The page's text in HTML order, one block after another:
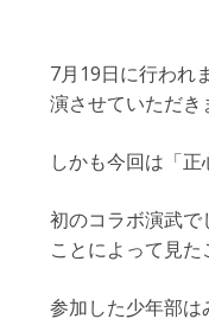
7月19日に行われ
演させていただき
しかも今回は「
初のコラボ演武
ことによって見
参加した少年部